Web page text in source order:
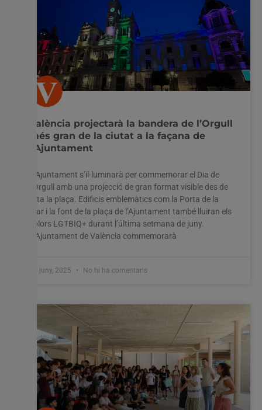
València projectarà la bandera de l’Orgull
més gran de la ciutat a la façana de
l’Ajuntament
L’Ajuntament s’il·luminarà per commemorar el Dia de
l’Orgull amb una projecció de gran format visible des de
tota la plaça. Edificis emblemàtics com la Porta de la
Mar i la font de la plaça de l’Ajuntament també lluiran els
colors LGTBIQ+ durant l’última setmana de juny.
L’Ajuntament de València commemorarà
17 juny, 2025 No hi ha comentaris